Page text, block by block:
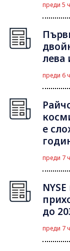
преди 5
лева
преди 6
е
преди 7
до
преди 7